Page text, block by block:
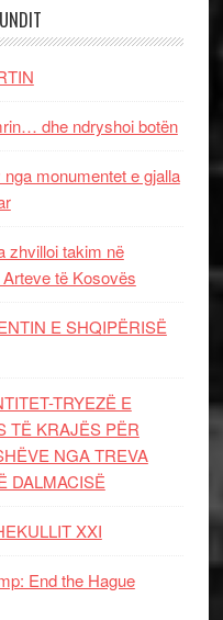
dhe ndryshoi botën
monumentet e gjalla
zhvilloi takim në
të Kosovës
E SHQIPËRISË
TRYEZË E
TË KRAJËS PËR
NGA TREVA
DALMACISË
XXI
End the Hague